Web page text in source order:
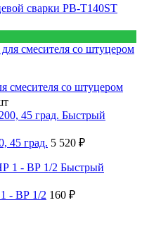
сварки PB-T140ST
смесителя со штуцером
Быстрый
45 град. 5 520 ₽
Быстрый
- ВР 1/2 160 ₽